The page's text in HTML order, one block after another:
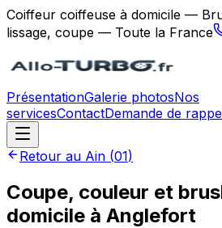
Coiffeur coiffeuse à domicile —
lissage, coupe — Toute la France
PrésentationGalerie photosNos
servicesContactDemande de
Retour au Ain (01)
Coupe, couleur et
domicile à Anglefort